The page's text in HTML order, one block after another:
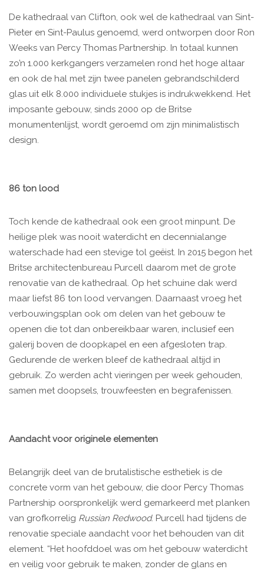
De kathedraal van Clifton, ook wel de kathedraal van Sint-
Pieter en Sint-Paulus genoemd, werd ontworpen door Ron
Weeks van Percy Thomas Partnership. In totaal kunnen
zo’n 1.000 kerkgangers verzamelen rond het hoge altaar
en ook de hal met zijn twee panelen gebrandschilderd
glas uit elk 8.000 individuele stukjes is indrukwekkend. Het
imposante gebouw, sinds 2000 op de Britse
monumentenlijst, wordt geroemd om zijn minimalistisch
design.
86 ton lood
Toch kende de kathedraal ook een groot minpunt. De
heilige plek was nooit waterdicht en decennialange
waterschade had een stevige tol geëist. In 2015 begon het
Britse architectenbureau Purcell daarom met de grote
renovatie van de kathedraal. Op het schuine dak werd
maar liefst 86 ton lood vervangen. Daarnaast vroeg het
verbouwingsplan ook om delen van het gebouw te
openen die tot dan onbereikbaar waren, inclusief een
galerij boven de doopkapel en een afgesloten trap.
Gedurende de werken bleef de kathedraal altijd in
gebruik. Zo werden acht vieringen per week gehouden,
samen met doopsels, trouwfeesten en begrafenissen.
Aandacht voor originele elementen
Belangrijk deel van de brutalistische esthetiek is de
concrete vorm van het gebouw, die door Percy Thomas
Partnership oorspronkelijk werd gemarkeerd met planken
van grofkorrelig Russian Redwood. Purcell had tijdens de
renovatie speciale aandacht voor het behouden van dit
element. “Het hoofddoel was om het gebouw waterdicht
en veilig voor gebruik te maken, zonder de glans en